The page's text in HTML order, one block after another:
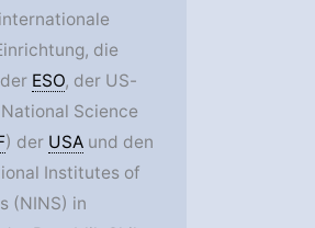
die
ESO, der US-
Science
) der USA und den
Institutes of
(NINS) in